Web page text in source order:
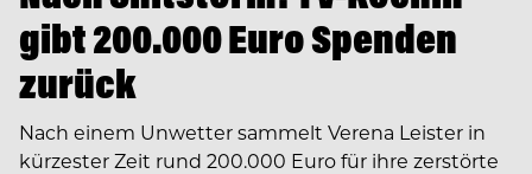
gibt 200.000 Euro Spenden
zurück
Nach einem Unwetter sammelt Verena Leister in
kürzester Zeit rund 200.000 Euro für ihre zerstörte